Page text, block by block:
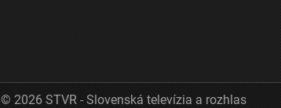
© 2026 STVR - Slovenská televízia a rozhlas